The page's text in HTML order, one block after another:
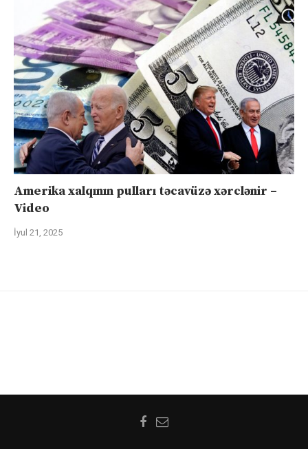
Amerika xalqının pulları təcavüzə xərclənir –
Video
İyul 21, 2025